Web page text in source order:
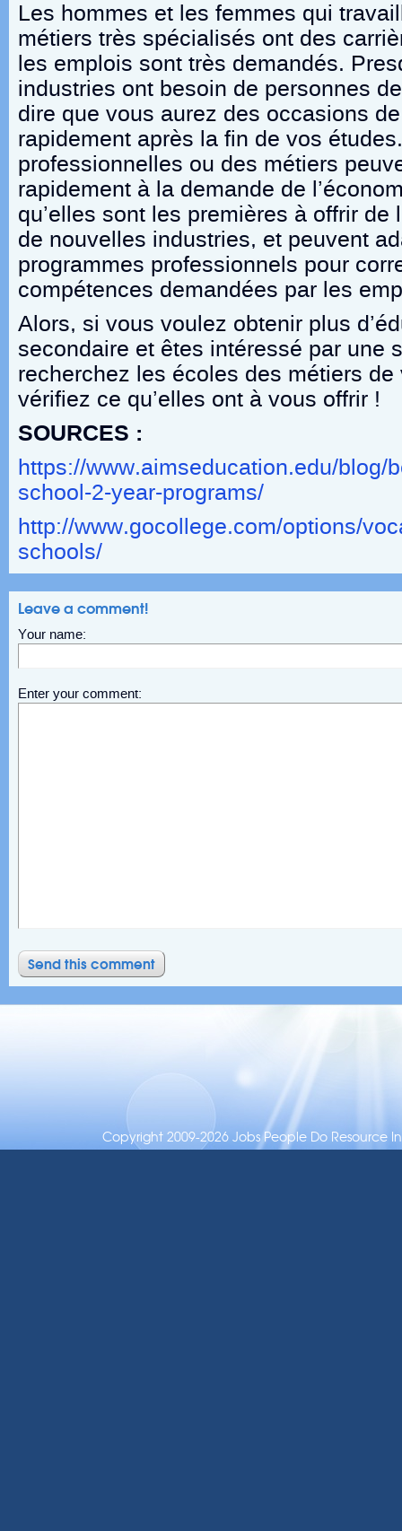
Les hommes et les femmes qui
métiers très spécialisés ont des
les emplois sont très demandés.
industries ont besoin de personnes
dire que vous aurez des occasions
rapidement après la fin de vos
professionnelles ou des métiers
rapidement à la demande de
qu’elles sont les premières à offrir de
de nouvelles industries, et peuvent
programmes professionnels pour
compétences demandées par les
Alors, si vous voulez obtenir plus
secondaire et êtes intéressé par une
recherchez les écoles des métiers de
vérifiez ce qu’elles ont à vous offrir !
SOURCES :
https://www.aimseducation.edu/blog/
school-2-year-programs/
http://www.gocollege.com/options/
schools/
Leave a comment!
Your name:
Enter your comment:
Copyright 2009-2026 Jobs People Do Resource